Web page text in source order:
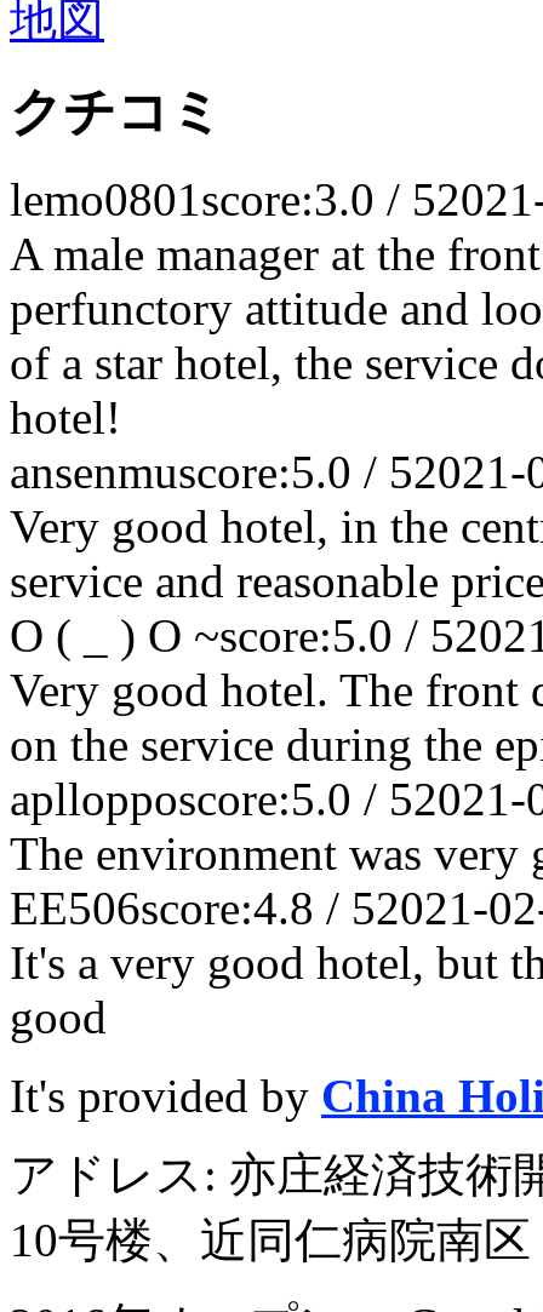
クチコミ
lemo0801score:3.0 / 5
A male manager at the
perfunctory attitude and
of a star hotel, the service
hotel!
ansenmuscore:5.0 / 52021-
Very good hotel, in the
service and reasonable
O ( _ ) O ~score:5.0 / 5
Very good hotel. The front
on the service during the
apllopposcore:5.0 / 52021-
The environment was very
EE506score:4.8 / 52021-
It's a very good hotel, but
good
It's provided by China
アドレス: 亦庄経済技術
10号楼、近同仁病院南区